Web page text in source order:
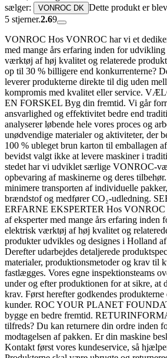
sælger:
VONROC DK Dette produkt er
5 stjerner.2.69
VONROC Hos VONROC har vi et
med mange års erfaring inden for
værktøj af høj kvalitet og relaterede
op til 30 % billigere end konkurrenterne?
leverer produkterne direkte til dig uden
kompromis med kvalitet eller service.
EN FORSKEL Byg din fremtid. Vi går
ansvarlighed og effektivitet bedre end
analyserer løbende hele vores proces og
unødvendige materialer og aktiviteter, der
100 % ubleget brun karton til emballagen
bevidst valgt ikke at levere maskiner i
stedet har vi udviklet særlige VONROC-
opbevaring af maskinerne og deres
minimere transporten af individuelle
brændstof og medfører CO₂-udledning.
ERFARNE EKSPERTER Hos VONROC
af eksperter med mange års erfaring inden
elektrisk værktøj af høj kvalitet og
produkter udvikles og designes i Holland
Derefter udarbejdes detaljerede
materialer, produktionsmetoder og krav til
fastlægges. Vores egne inspektionsteams
under og efter produktionen for at sikre, at
krav. Først herefter godkendes
kunder. ROC YOUR PLANET
bygge en bedre fremtid.
tilfreds? Du kan returnere din ordre inden
modtagelsen af pakken. Er din maskine
Kontakt først vores kundeservice, så